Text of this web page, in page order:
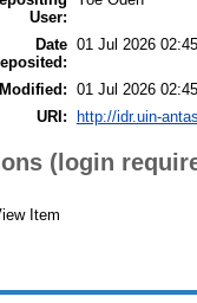
User:
Date 01 Jul 2026 02:45
01 Jul 2026 02:45
URI: http://idr.uin-
(login
Item